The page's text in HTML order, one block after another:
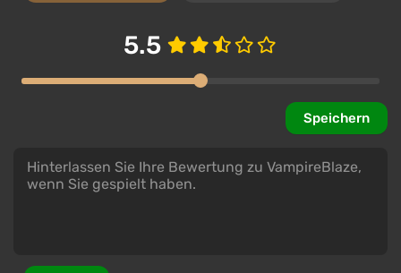
5.5
Speichern